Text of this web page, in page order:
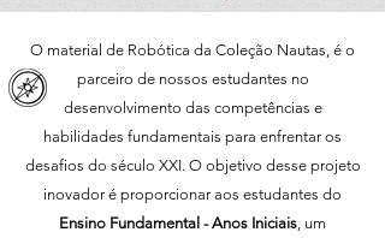
O material de Robótica da Coleção Nautas, é o
parceiro de nossos estudantes no
desenvolvimento das competências e
habilidades fundamentais para enfrentar os
desafios do século XXI. O objetivo desse projeto
inovador é proporcionar aos estudantes do
Ensino Fundamental - Anos Iniciais, um